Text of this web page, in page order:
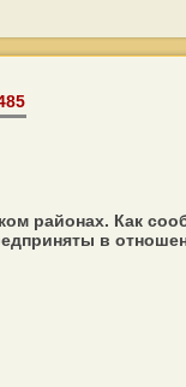
районах. Как
в